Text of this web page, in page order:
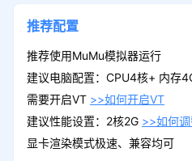
推荐配置
推荐使用MuMu模拟器运行
建议电脑配置：CPU4核+ 内存
需要开启VT >>如何开启VT
建议性能设置：2核2G >>如何
显卡渲染模式极速、兼容均可